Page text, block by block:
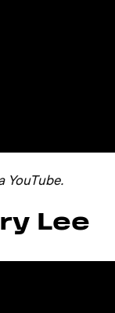
YouTube.
Lee